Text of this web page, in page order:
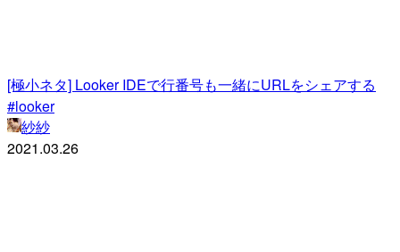
[極小ネタ] Looker IDEで行番号も一緒にURLをシェアする
#looker
紗紗
2021.03.26